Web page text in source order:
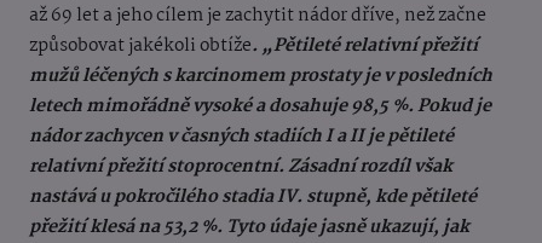
až 69 let a jeho cílem je zachytit nádor dříve, než začne
způsobovat jakékoli obtíže. „Pětileté relativní přežití
mužů léčených s karcinomem prostaty je v posledních
letech mimořádně vysoké a dosahuje 98,5 %. Pokud je
nádor zachycen v časných stadiích I a II je pětileté
relativní přežití stoprocentní. Zásadní rozdíl však
nastává u pokročilého stadia IV. stupně, kde pětileté
přežití klesá na 53,2 %. Tyto údaje jasně ukazují, jak